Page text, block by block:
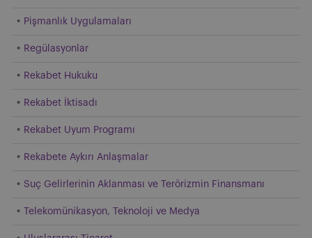
Pişmanlık Uygulamaları
Regülasyonlar
Rekabet Hukuku
Rekabet İktisadı
Rekabet Uyum Programı
Rekabete Aykırı Anlaşmalar
Suç Gelirlerinin Aklanması ve Terörizmin Finansmanı
Telekomünikasyon, Teknoloji ve Medya